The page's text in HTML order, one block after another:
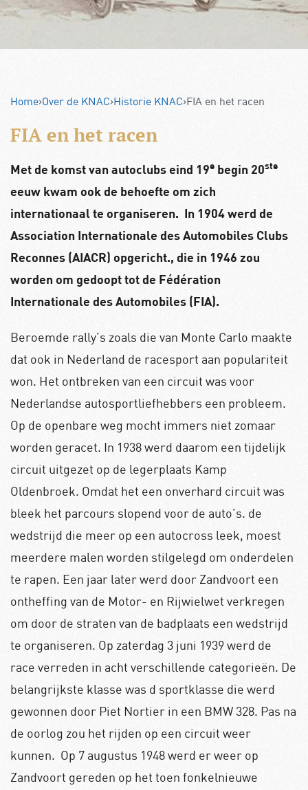
Home›Over de KNAC›Historie KNAC›FIA en het racen
FIA en het racen
Met de komst van autoclubs eind 19e begin 20ste
eeuw kwam ook de behoefte om zich
internationaal te organiseren. In 1904 werd de
Association Internationale des Automobiles Clubs
Reconnes (AIACR) opgericht., die in 1946 zou
worden om gedoopt tot de Fédération
Internationale des Automobiles (FIA).
Beroemde rally’s zoals die van Monte Carlo maakte
dat ook in Nederland de racesport aan populariteit
won. Het ontbreken van een circuit was voor
Nederlandse autosportliefhebbers een probleem.
Op de openbare weg mocht immers niet zomaar
worden geracet. In 1938 werd daarom een tijdelijk
circuit uitgezet op de legerplaats Kamp
Oldenbroek. Omdat het een onverhard circuit was
bleek het parcours slopend voor de auto’s. de
wedstrijd die meer op een autocross leek, moest
meerdere malen worden stilgelegd om onderdelen
te rapen. Een jaar later werd door Zandvoort een
ontheffing van de Motor- en Rijwielwet verkregen
om door de straten van de badplaats een wedstrijd
te organiseren. Op zaterdag 3 juni 1939 werd de
race verreden in acht verschillende categorieën. De
belangrijkste klasse was d sportklasse die werd
gewonnen door Piet Nortier in een BMW 328. Pas na
de oorlog zou het rijden op een circuit weer
kunnen. Op 7 augustus 1948 werd er weer op
Zandvoort gereden op het toen fonkelnieuwe